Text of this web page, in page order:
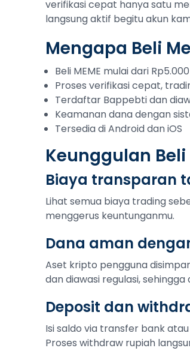
verifikasi cepat hanya satu
langsung aktif begitu akun
Mengapa Beli
Beli MEME mulai dari Rp5.000
Proses verifikasi cepat,
Terdaftar Bappebti dan
Keamanan dana dengan
Tersedia di Android dan iOS
Keunggulan
Biaya transparan
Lihat semua biaya trading
menggerus keuntunganmu.
Dana aman
Aset kripto pengguna
dan diawasi regulasi,
Deposit dan
Isi saldo via transfer bank atau
Proses withdraw rupiah